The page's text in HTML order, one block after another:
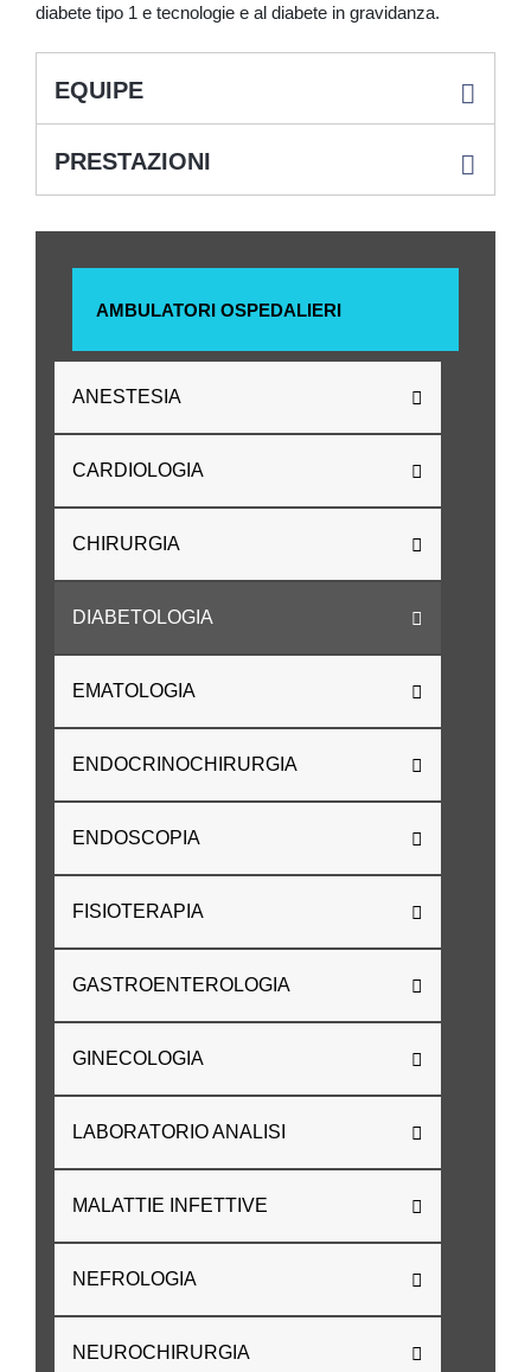
diabete tipo 1 e tecnologie e al diabete in gravidanza.
EQUIPE
PRESTAZIONI
AMBULATORI OSPEDALIERI
ANESTESIA
CARDIOLOGIA
CHIRURGIA
DIABETOLOGIA
EMATOLOGIA
ENDOCRINOCHIRURGIA
ENDOSCOPIA
FISIOTERAPIA
GASTROENTEROLOGIA
GINECOLOGIA
LABORATORIO ANALISI
MALATTIE INFETTIVE
NEFROLOGIA
NEUROCHIRURGIA